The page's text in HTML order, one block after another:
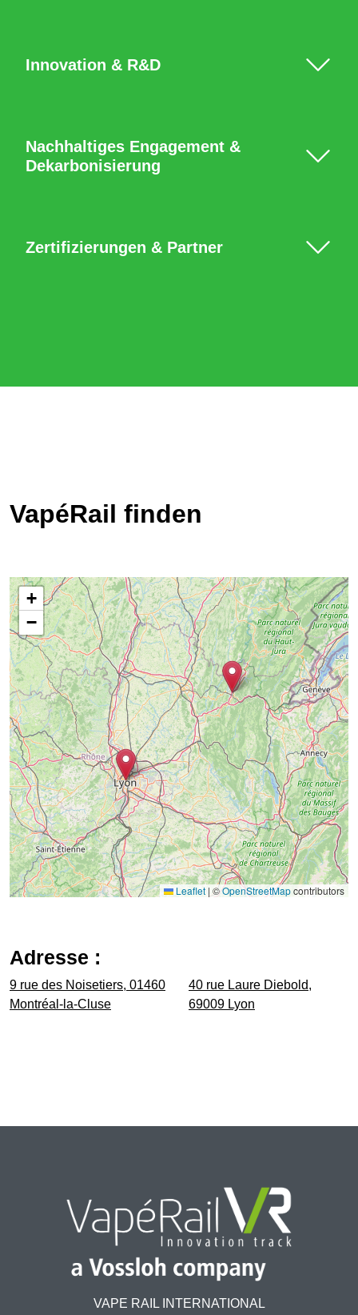
Innovation & R&D
Nachhaltiges Engagement &
Dekarbonisierung
Zertifizierungen & Partner
VapéRail finden
+
−
Leaflet | ©OpenStreetMapcontributors
Adresse :
9 rue des Noisetiers, 01460
Montréal-la-Cluse
40 rue Laure Diebold,
69009 Lyon
VAPE RAIL INTERNATIONAL